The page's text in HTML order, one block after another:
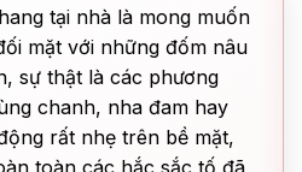
tại nhà là mong muốn
mặt với những đốm nâu
sự thật là các phương
chanh, nha đam hay
rất nhẹ trên bề mặt,
toàn các hắc sắc tố đã